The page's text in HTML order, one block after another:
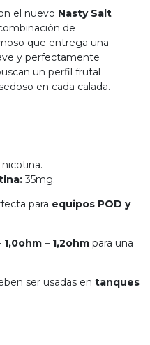
el nuevo Nasty Salt
de
que entrega una
y perfectamente
un perfil frutal
en cada calada.
nicotina.
35mg.
para equipos POD y
1,0ohm – 1,2ohm para una
ser usadas en tanques